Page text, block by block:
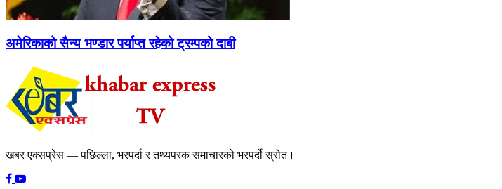
अमेरिकाको सैन्य भण्डार पर्याप्त रहेको ट्रम्पको दाबी
खबर एक्सप्रेस — पछिल्ला, भरपर्दा र तथ्यपरक समाचारको भरपर्दो स्रोत।